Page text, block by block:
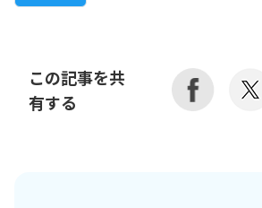
この記事を共
有する